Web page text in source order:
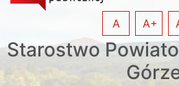
Starostwo
A A+